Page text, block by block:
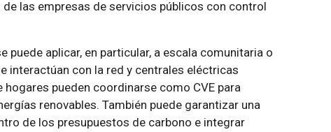
las empresas de servicios públicos con control
puede aplicar, en particular, a escala comunitaria o
interactúan con la red y centrales eléctricas
pueden coordinarse como CVE para
renovables. También puede garantizar una
de los presupuestos de carbono e integrar